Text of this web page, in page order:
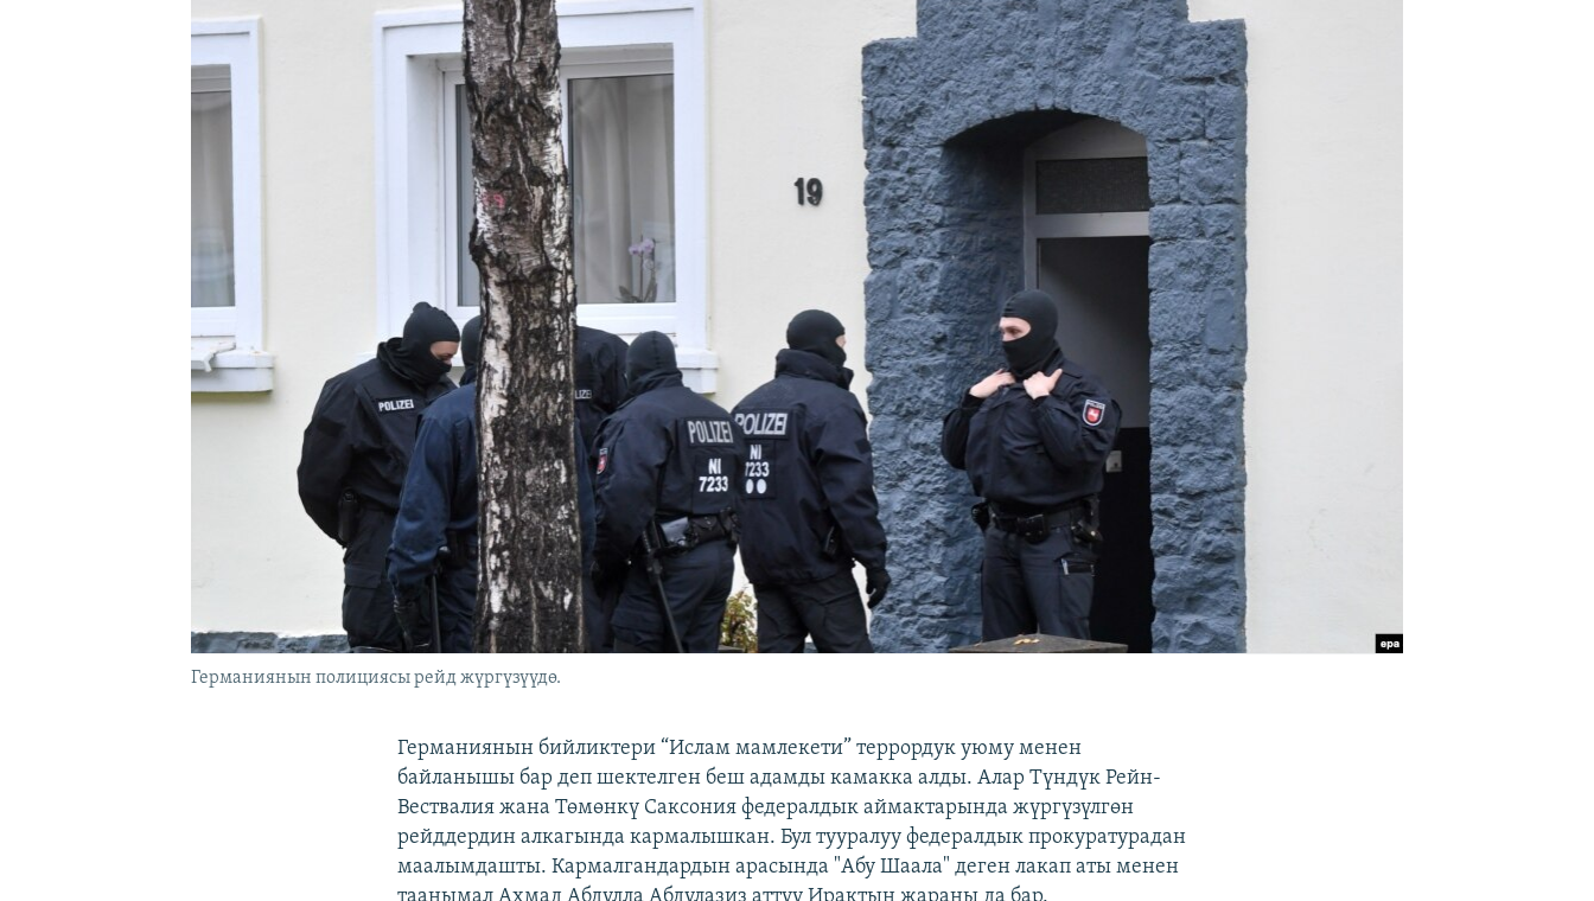
ЫҢГАЙСЫЗ СУРООЛОР
Германиянын полициясы рейд жүргүзүүдө.
Германиянын бийликтери “Ислам мамлекети” террордук уюму менен
байланышы бар деп шектелген беш адамды камакка алды. Алар Түндүк Рейн-
Вествалия жана Төмөнкү Саксония федералдык аймактарында жүргүзүлгөн
рейддердин алкагында кармалышкан. Бул тууралуу федералдык прокуратурадан
маалымдашты. Кармалгандардын арасында "Абу Шаала" деген лакап аты менен